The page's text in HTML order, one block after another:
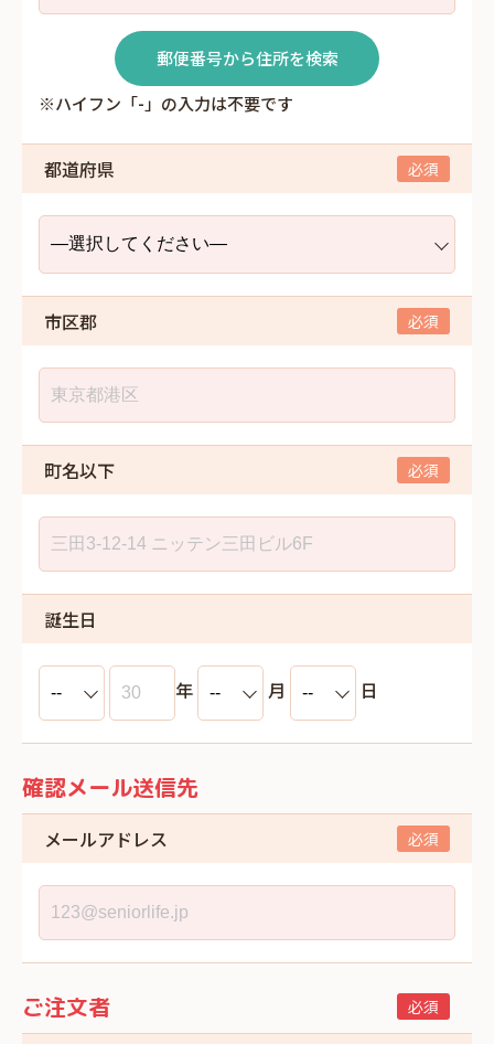
郵便番号から住所を検索
※ハイフン「-」の入力は不要です
都道府県
市区郡
町名以下
誕生日
年 月 日
確認メール送信先
メールアドレス
ご注文者